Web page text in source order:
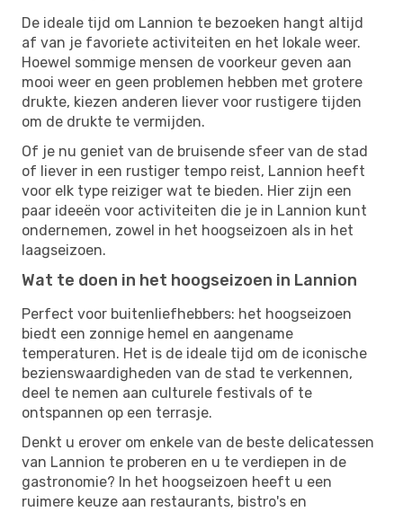
De ideale tijd om Lannion te bezoeken hangt altijd
af van je favoriete activiteiten en het lokale weer.
Hoewel sommige mensen de voorkeur geven aan
mooi weer en geen problemen hebben met grotere
drukte, kiezen anderen liever voor rustigere tijden
om de drukte te vermijden.
Of je nu geniet van de bruisende sfeer van de stad
of liever in een rustiger tempo reist, Lannion heeft
voor elk type reiziger wat te bieden. Hier zijn een
paar ideeën voor activiteiten die je in Lannion kunt
ondernemen, zowel in het hoogseizoen als in het
laagseizoen.
Wat te doen in het hoogseizoen in Lannion
Perfect voor buitenliefhebbers: het hoogseizoen
biedt een zonnige hemel en aangename
temperaturen. Het is de ideale tijd om de iconische
bezienswaardigheden van de stad te verkennen,
deel te nemen aan culturele festivals of te
ontspannen op een terrasje.
Denkt u erover om enkele van de beste delicatessen
van Lannion te proberen en u te verdiepen in de
gastronomie? In het hoogseizoen heeft u een
ruimere keuze aan restaurants, bistro's en